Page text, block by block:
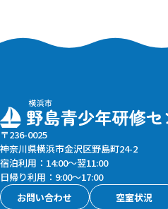
〒236-0025
神奈川県横浜市金沢区野島町24-2
宿泊利用：14:00〜翌11:00
日帰り利用：9:00〜17:00
お問い合わせ
空室状況